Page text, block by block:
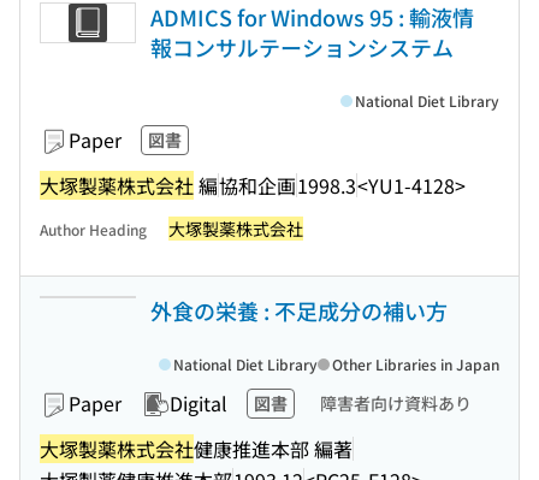
ADMICS for Windows 95 : 輸液情
報コンサルテーションシステム
Paper 図書
大塚製薬株式会社編協和企画1998.3<YU1-4128>
National Diet Library
Author Heading 大塚製薬株式会社
外食の栄養 : 不足成分の補い方
Paper Digital 図書 障害者向け資料あり
大塚製薬株式会社健康推進本部 編著
National Diet Library Other Libraries in Japan